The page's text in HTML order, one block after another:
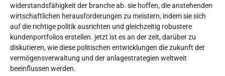
widerstandsfähigkeit der branche ab. sie hoffen, die anstehenden
wirtschaftlichen herausforderungen zu meistern, indem sie sich
auf die richtige politik ausrichten und gleichzeitig robustere
kundenportfolios erstellen. jetzt ist es an der zeit, darüber zu
diskutieren, wie diese politischen entwicklungen die zukunft der
vermögensverwaltung und der anlagestrategien weltweit
beeinflussen werden.